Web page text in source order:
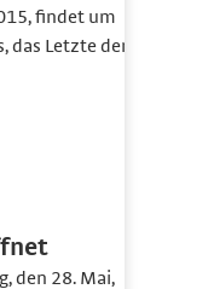
findet um
das Letzte der
den 28. Mai,